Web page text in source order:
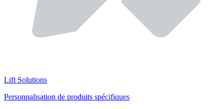
Lift Solutions
Personnalisation de produits spécifiques